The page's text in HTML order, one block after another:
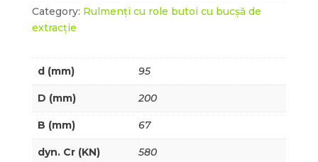
Category: Rulmenți cu role butoi cu bucșă de
extracție
d (mm) 95
D (mm) 200
B (mm) 67
dyn. Cr (KN) 580